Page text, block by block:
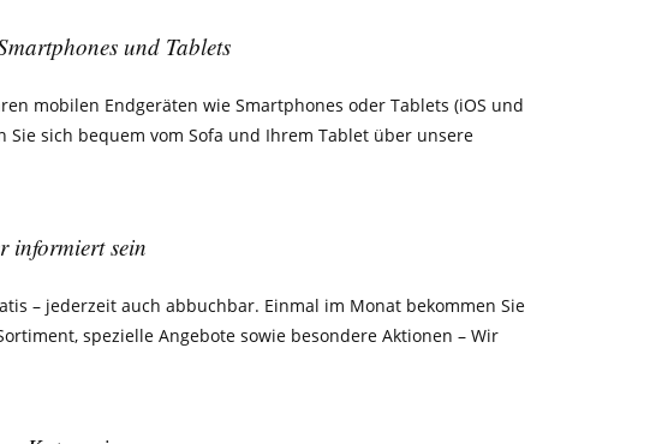
und Tablets
mobilen Endgeräten wie Smartphones oder Tablets (iOS und
sich bequem vom Sofa und Ihrem Tablet über unsere
informiert sein
– jederzeit auch abbuchbar. Einmal im Monat bekommen Sie
spezielle Angebote sowie besondere Aktionen – Wir